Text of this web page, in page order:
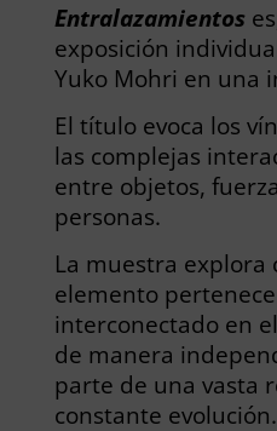
Entralazamientos
exposición
Yuko Mohri en una
El título evoca los
las complejas
entre objetos,
personas.
La muestra explora
elemento
interconectado en
de manera
parte de una vasta
constante evolución.